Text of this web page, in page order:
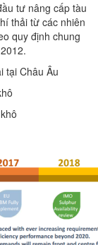
tư nâng cấp tàu
thải từ các nhiên
quy định chung
tại Châu Âu